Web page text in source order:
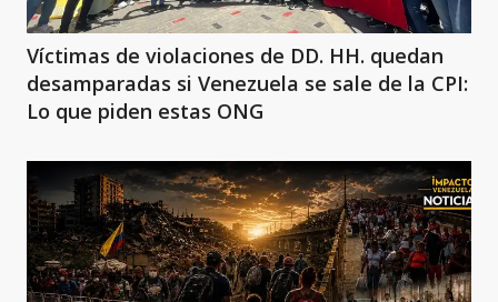
Víctimas de violaciones de DD. HH. quedan
desamparadas si Venezuela se sale de la CPI:
Lo que piden estas ONG